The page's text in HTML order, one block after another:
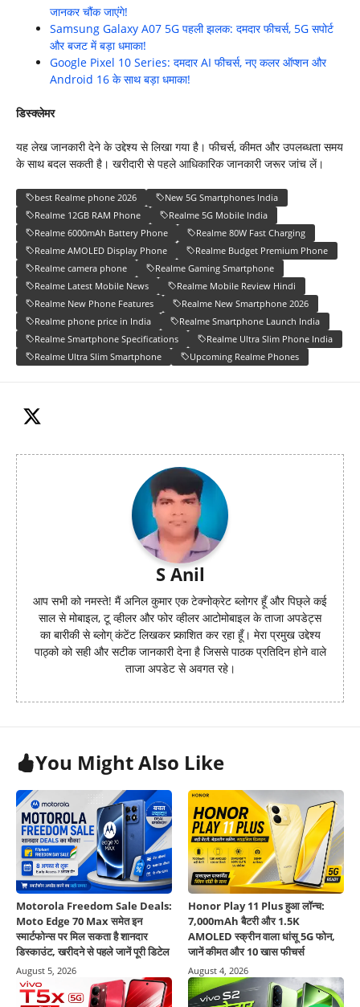
जानकर चौंक जाएंगे!
Samsung Galaxy A07 5G पहली झलक: दमदार फीचर्स, 5G सपोर्ट
और बजट में बड़ा धमाका!
Google Pixel 10 Series: दमदार AI फीचर्स, नए कलर ऑप्शन और
Android 16 के साथ बड़ा धमाका!
डिस्क्लेमर
यह लेख जानकारी देने के उद्देश्य से लिखा गया है। फीचर्स, कीमत और उपलब्धता समय
के साथ बदल सकती है। खरीदारी से पहले आधिकारिक जानकारी जरूर जांच लें।
best Realme phone 2026
New 5G Smartphones India
Realme 12GB RAM Phone
Realme 5G Mobile India
Realme 6000mAh Battery Phone
Realme 80W Fast Charging
Realme AMOLED Display Phone
Realme Budget Premium Phone
Realme camera phone
Realme Gaming Smartphone
Realme Latest Mobile News
Realme Mobile Review Hindi
Realme New Phone Features
Realme New Smartphone 2026
Realme phone price in India
Realme Smartphone Launch India
Realme Smartphone Specifications
Realme Ultra Slim Phone India
Realme Ultra Slim Smartphone
Upcoming Realme Phones
S Anil
आप सभी को नमस्ते! मैं अनिल कुमार एक टेक्नोक्रेट ब्लोगर हूँ और पिछ्ले कई
साल से मोबाइल, टू व्हीलर और फोर व्हीलर आटोमोबाइल के ताजा अपडेट्स
का बारीकी से ब्लोग् कंटेंट लिखकर प्र्काशित कर रहा हूँ। मेरा प्रमुख उद्देश्य
पाठ्को को सही और सटीक जानकारी देना है जिससे पाठक प्रतिदिन होने वाले
ताजा अपडेट से अवगत रहे।
You Might Also Like
Motorola Freedom Sale Deals:
Moto Edge 70 Max समेत इन
स्मार्टफोन्स पर मिल सकता है शानदार
डिस्काउंट, खरीदने से पहले जानें पूरी डिटेल
August 5, 2026
Honor Play 11 Plus हुआ लॉन्च:
7,000mAh बैटरी और 1.5K
AMOLED स्क्रीन वाला धांसू 5G फोन,
जानें कीमत और 10 खास फीचर्स
August 4, 2026